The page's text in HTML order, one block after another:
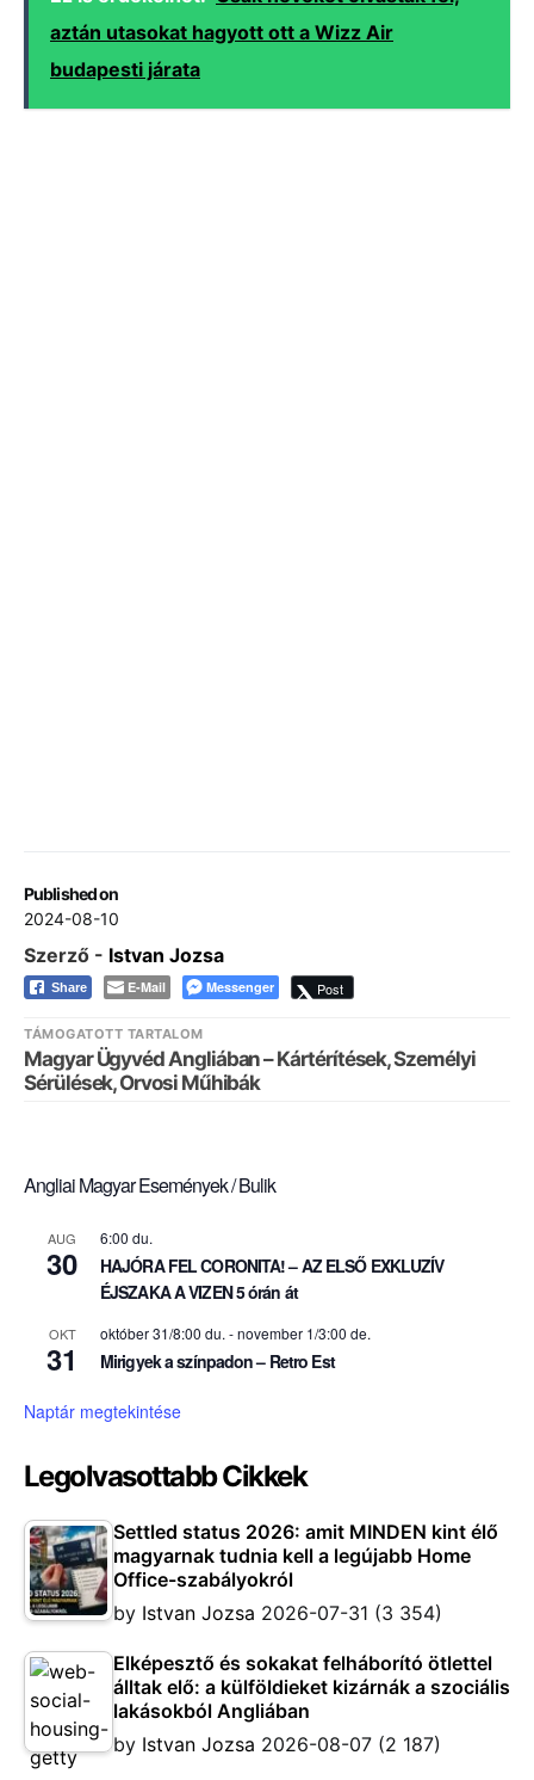
Published on
2024-08-10
aztán utasokat hagyott ott a Wizz Air
budapesti járata
Szerző - Istvan Jozsa
Share E-Mail Messenger Post
TÁMOGATOTT TARTALOM
Magyar Ügyvéd Angliában – Kártérítések, Személyi
Sérülések, Orvosi Műhibák
Angliai Magyar Események / Bulik
AUG
30
6:00 du.
HAJÓRA FEL CORONITA! – AZ ELSŐ EXKLUZÍV
ÉJSZAKA A VIZEN 5 órán át
OKT
31
október 31/8:00 du. -november 1/3:00 de.
Mirigyek a színpadon – Retro Est
Naptár megtekintése
Legolvasottabb Cikkek
Settled status 2026: amit MINDEN kint élő
magyarnak tudnia kell a legújabb Home
Office-szabályokról
by Istvan Jozsa 2026-07-31 (3 354)
Elképesztő és sokakat felháborító ötlettel
álltak elő: a külföldieket kizárnák a szociális
lakásokból Angliában
by Istvan Jozsa 2026-08-07 (2 187)